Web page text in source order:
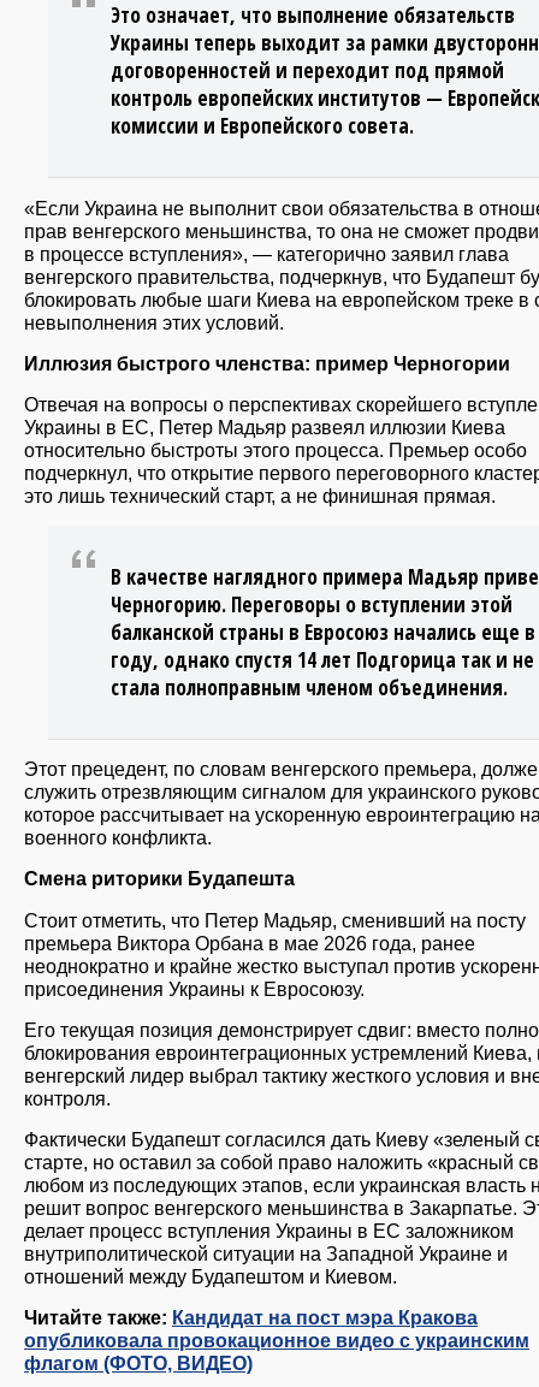
Это означает, что выполнение обязательств
Украины теперь выходит за рамки
договоренностей и переходит под прямой
контроль европейских институтов —
комиссии и Европейского совета.
«Если Украина не выполнит свои обязательства в
прав венгерского меньшинства, то она не сможет
в процессе вступления», — категорично заявил глава
венгерского правительства, подчеркнув, что Будапешт
блокировать любые шаги Киева на европейском треке в
невыполнения этих условий.
Иллюзия быстрого членства: пример Черногории
Отвечая на вопросы о перспективах скорейшего
Украины в ЕС, Петер Мадьяр развеял иллюзии Киева
относительно быстроты этого процесса. Премьер особо
подчеркнул, что открытие первого переговорного
это лишь технический старт, а не финишная прямая.
В качестве наглядного примера Мадьяр
Черногорию. Переговоры о вступлении этой
балканской страны в Евросоюз начались еще в
году, однако спустя 14 лет Подгорица так и не
стала полноправным членом объединения.
Этот прецедент, по словам венгерского премьера,
служить отрезвляющим сигналом для украинского
которое рассчитывает на ускоренную евроинтеграцию
военного конфликта.
Смена риторики Будапешта
Стоит отметить, что Петер Мадьяр, сменивший на посту
премьера Виктора Орбана в мае 2026 года, ранее
неоднократно и крайне жестко выступал против
присоединения Украины к Евросоюзу.
Его текущая позиция демонстрирует сдвиг: вместо
блокирования евроинтеграционных устремлений
венгерский лидер выбрал тактику жесткого условия и
контроля.
Фактически Будапешт согласился дать Киеву «зеленый
старте, но оставил за собой право наложить «красный
любом из последующих этапов, если украинская власть
решит вопрос венгерского меньшинства в Закарпатье.
делает процесс вступления Украины в ЕС заложником
внутриполитической ситуации на Западной Украине и
отношений между Будапештом и Киевом.
Читайте также: Кандидат на пост мэра Кракова
опубликовала провокационное видео с украинским
флагом (ФОТО, ВИДЕО)